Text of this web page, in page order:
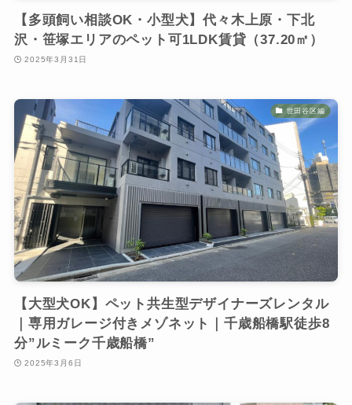
【多頭飼い相談OK・小型犬】代々木上原・下北
沢・笹塚エリアのペット可1LDK賃貸（37.20㎡）
2025年3月31日
世田谷区編
【大型犬OK】ペット共生型デザイナーズレンタル
｜専用ガレージ付きメゾネット｜千歳船橋駅徒歩8
分”ルミーク千歳船橋”
2025年3月6日